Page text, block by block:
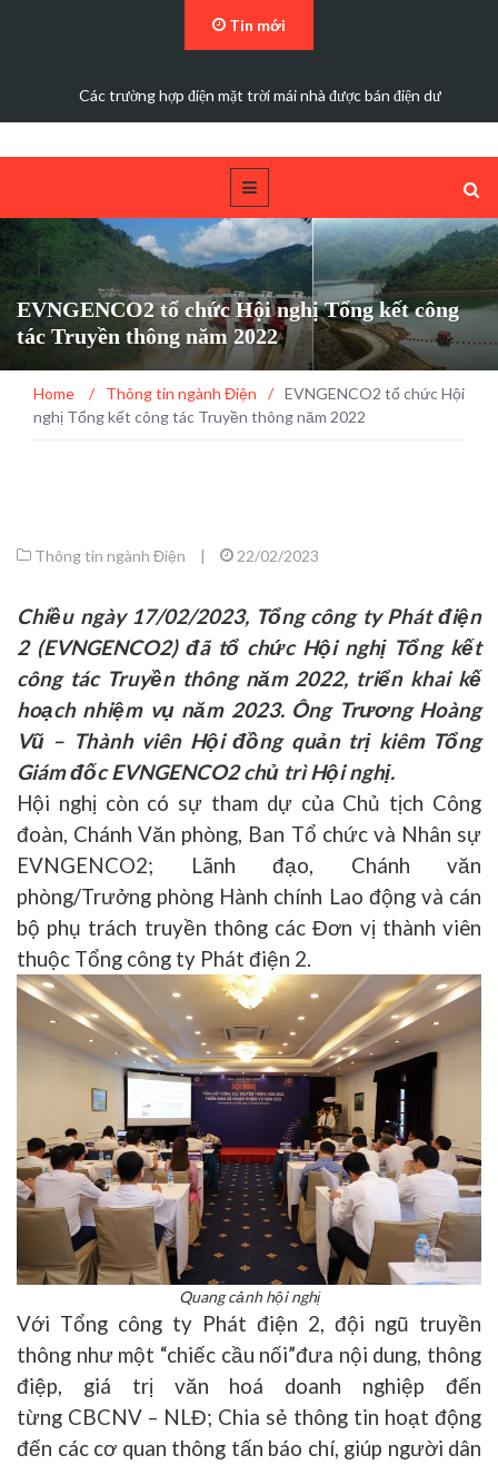
Tin mới
Các trường hợp điện mặt trời mái nhà được bán điện dư
EVNGENCO2 tổ chức Hội nghị Tổng kết công
tác Truyền thông năm 2022
Home / Thông tin ngành Điện / EVNGENCO2 tổ chức Hội
nghị Tổng kết công tác Truyền thông năm 2022
Thông tin ngành Điện | 22/02/2023
Chiều ngày 17/02/2023, Tổng công ty Phát điện
2 (EVNGENCO2) đã tổ chức Hội nghị Tổng kết
công tác Truyền thông năm 2022, triển khai kế
hoạch nhiệm vụ năm 2023. Ông Trương Hoàng
Vũ – Thành viên Hội đồng quản trị kiêm Tổng
Giám đốc EVNGENCO2 chủ trì Hội nghị.
Hội nghị còn có sự tham dự của Chủ tịch Công
đoàn, Chánh Văn phòng, Ban Tổ chức và Nhân sự
EVNGENCO2; Lãnh đạo, Chánh văn
phòng/Trưởng phòng Hành chính Lao động và cán
bộ phụ trách truyền thông các Đơn vị thành viên
thuộc Tổng công ty Phát điện 2.
Quang cảnh hội nghị
Với Tổng công ty Phát điện 2, đội ngũ truyền
thông như một “chiếc cầu nối”đưa nội dung, thông
điệp, giá trị văn hoá doanh nghiệp đến
từng CBCNV – NLĐ; Chia sẻ thông tin hoạt động
đến các cơ quan thông tấn báo chí, giúp người dân